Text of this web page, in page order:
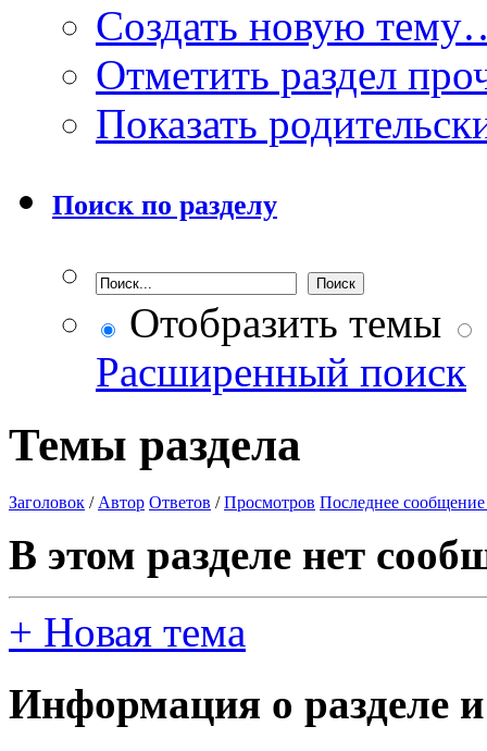
Создать новую
Отметить раздел
Показать
Поиск по разделу
Отобразить темы
Расширенный поиск
Темы раздела
Заголовок / Автор Ответов /Просмотров Последнее сообщение
В этом разделе нет
+ Новая тема
Информация о разделе